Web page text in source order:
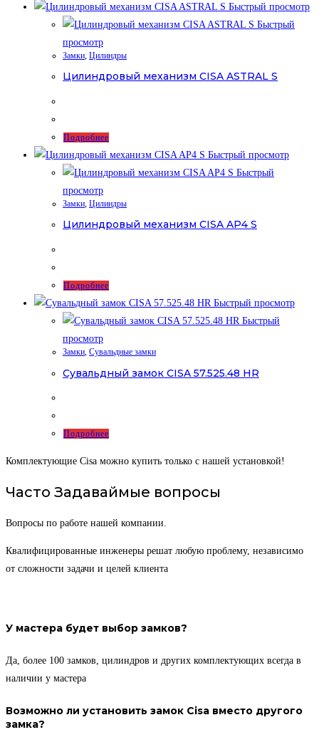
Быстрый просмотр
Быстрый
просмотр
Замки Цилиндры
Цилиндровый механизм CISA ASTRAL S
Подробнее
Быстрый просмотр
Быстрый
просмотр
Замки, Цилиндры
Цилиндровый механизм CISA AP4 S
Подробнее
Быстрый просмотр
Быстрый
просмотр
Замки, Сувальдные замки
Сувальдный замок CISA 57.525.48 HR
Подробнее
Комплектующие Cisa можно купить только с нашей установкой!
Часто Задаваймые вопросы
Вопросы по работе нашей компании.
Квалифицированные инженеры решат любую проблему, независимо
от сложности задачи и целей клиента
У мастера будет выбор замков?
Да, более 100 замков, цилиндров и других комплектующих всегда в
наличии у мастера
Возможно ли установить замок Cisa вместо другого
замка?